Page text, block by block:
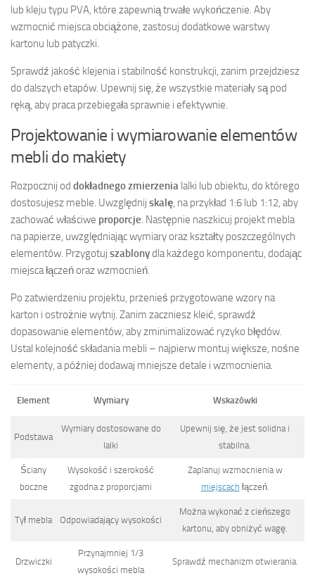
lub kleju typu PVA, które zapewnią trwałe wykończenie. Aby
wzmocnić miejsca obciążone, zastosuj dodatkowe warstwy
kartonu lub patyczki.
Sprawdź jakość klejenia i stabilność konstrukcji, zanim przejdziesz
do dalszych etapów. Upewnij się, że wszystkie materiały są pod
ręką, aby praca przebiegała sprawnie i efektywnie.
Projektowanie i wymiarowanie elementów
mebli do makiety
Rozpocznij od dokładnego zmierzenia lalki lub obiektu, do którego
dostosujesz meble. Uwzględnij skalę , na przykład 1:6 lub 1:12, aby
zachować właściwe proporcje . Następnie naszkicuj projekt mebla
na papierze, uwzględniając wymiary oraz kształty poszczególnych
elementów. Przygotuj szablonydla każdego komponentu, dodając
miejsca łączeń oraz wzmocnień.
Po zatwierdzeniu projektu, przenieś przygotowane wzory na
karton i ostrożnie wytnij. Zanim zaczniesz kleić, sprawdź
dopasowanie elementów, aby zminimalizować ryzyko błędów.
Ustal kolejność składania mebli – najpierw montuj większe, nośne
elementy, a później dodawaj mniejsze detale i wzmocnienia.
Element Wymiary Wskazówki
Podstawa
Wymiary dostosowane do
lalki
Upewnij się, że jest solidna i
stabilna.
Ściany
boczne
Wysokość i szerokość
zgodna z proporcjami
Zaplanuj wzmocnienia w
miejscach łączeń.
Tył mebla Odpowiadający wysokości
Można wykonać z cieńszego
kartonu, aby obniżyć wagę.
Drzwiczki
Przynajmniej 1/3
wysokości mebla
Sprawdź mechanizm otwierania.